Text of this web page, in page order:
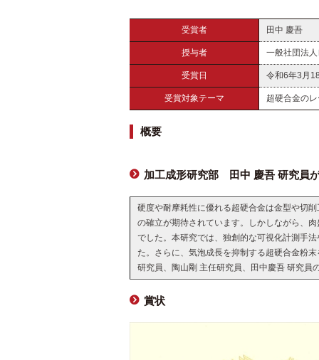
受賞者 田中 慶吾
授与者 一般社団法
受賞日 令和6年3月
受賞対象テーマ 超硬合金の
概要
加工成形研究部 田中 慶吾 研究員
硬度や耐摩耗性に優れる超硬合金は金型や切
の確立が期待されています。しかしながら、
でした。本研究では、独創的な可視化計測手
た。さらに、気泡成長を抑制する超硬合金粉
研究員、陶山剛 主任研究員、田中慶吾 研究員
賞状